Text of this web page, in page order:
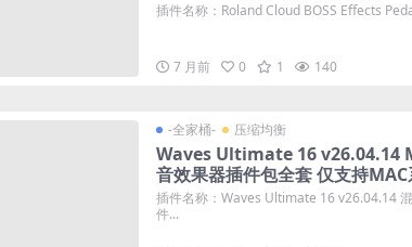
插件名称：Roland Cloud BOSS Effects
7 月前 0 1 140
-全家桶- 压缩均衡
Waves Ultimate 16 v26.04.14
音效果器插件包全套 仅支持
插件名称：Waves Ultimate 16 v26.04.14
件...